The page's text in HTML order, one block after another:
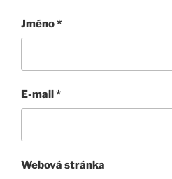
Jméno*
E-mail*
Webová stránka